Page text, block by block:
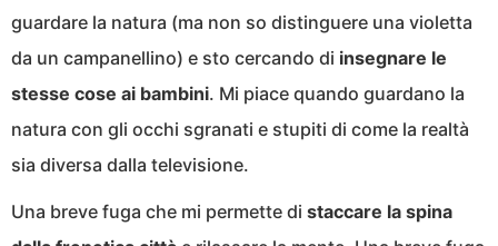
guardare la natura (ma non so distinguere una violetta
da un campanellino) e sto cercando di insegnare le
stesse cose ai bambini. Mi piace quando guardano la
natura con gli occhi sgranati e stupiti di come la realtà
sia diversa dalla televisione.
Una breve fuga che mi permette di staccare la spina